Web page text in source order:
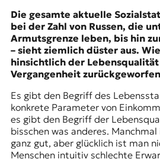
Die gesamte aktuelle
bei der Zahl von Russen, die
Armutsgrenze leben, bis hin
– sieht ziemlich düster aus.
hinsichtlich der
Vergangenheit
Es gibt den Begriff des
konkrete Parameter von
es gibt den Begriff der
bisschen was anderes.
ganz gut, aber glücklich ist man
Menschen intuitiv schlechte